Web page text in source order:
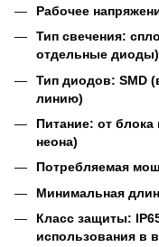
Рабочее
Тип свечения:
отдельные диоды)
Тип диодов: SMD
линию)
Питание: от блока
неона)
Потребляемая
Минимальная
Класс защиты:
использования в